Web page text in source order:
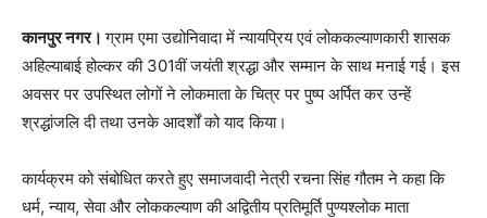
कानपुर नगर।ग्राम एमा उद्योनिवादा में न्यायप्रिय एवं लोककल्याणकारी शासक
अहिल्याबाई होल्कर की 301वीं जयंती श्रद्धा और सम्मान के साथ मनाई गई। इस
अवसर पर उपस्थित लोगों ने लोकमाता के चित्र पर पुष्प अर्पित कर उन्हें
श्रद्धांजलि दी तथा उनके आदर्शों को याद किया।
कार्यक्रम को संबोधित करते हुए समाजवादी नेत्री रचना सिंह गौतम ने कहा कि
धर्म, न्याय, सेवा और लोककल्याण की अद्वितीय प्रतिमूर्ति पुण्यश्लोक माता